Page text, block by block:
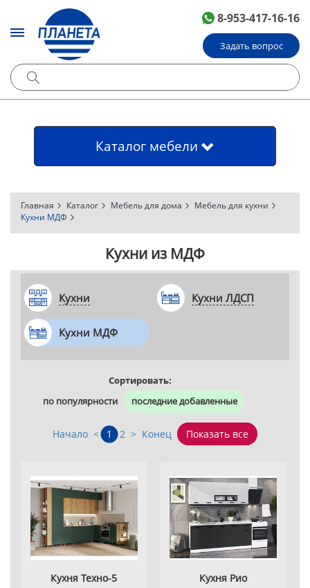
8-953-417-16-16
Задать вопрос
Каталог мебели
Главная Каталог Мебель для дома
Мебель для кухни
Кухни МДФ
Кухни из МДФ
Кухни Кухни ЛДСП
Кухни МДФ
Сортировать:
по популярности
последние добавленные
Начало < 1 2 > Конец Показать все
Кухня Техно-5 Кухня Рио